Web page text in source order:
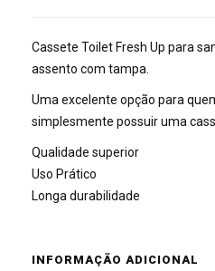
Cassete Toilet Fresh Up para
assento com tampa.
Uma excelente opção para
simplesmente possuir uma
Qualidade superior
Uso Prático
Longa durabilidade
INFORMAÇÃO ADICIONAL